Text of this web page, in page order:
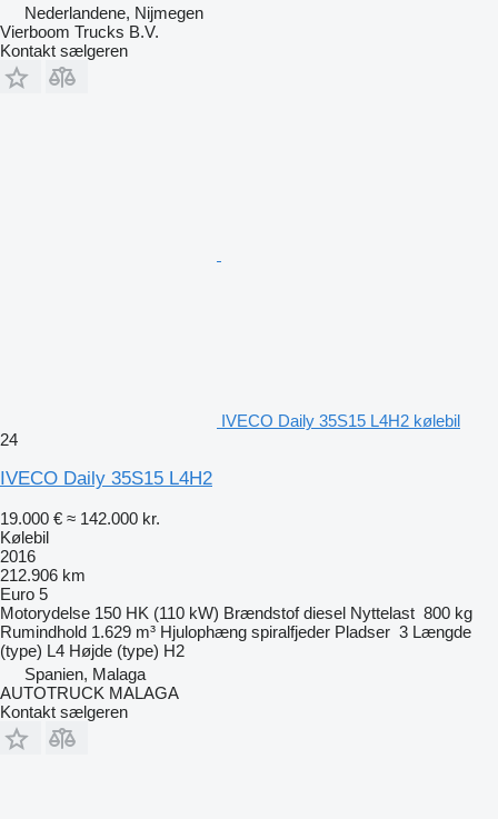
Nederlandene, Nijmegen
Vierboom Trucks B.V.
Kontakt sælgeren
IVECO Daily 35S15 L4H2 kølebil
24
IVECO Daily 35S15 L4H2
19.000 € ≈ 142.000 kr.
Kølebil
2016
212.906 km
Euro 5
Motorydelse 150 HK (110 kW) Brændstof diesel Nyttelast 800 kg
Rumindhold 1.629 m³ Hjulophæng spiralfjeder Pladser 3 Længde
(type) L4 Højde (type) H2
Spanien, Malaga
AUTOTRUCK MALAGA
Kontakt sælgeren